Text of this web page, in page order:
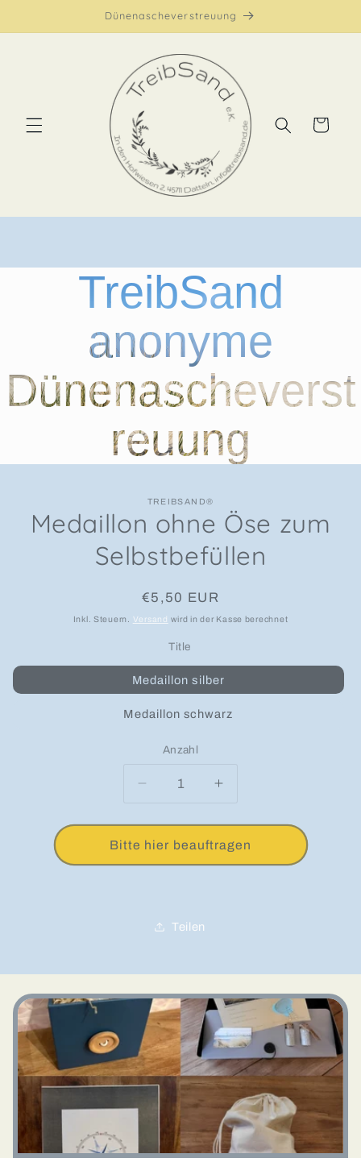
Dünenascheverstreuung
Warenkorb
TreibSand
anonyme
Dünenascheverst
reuung
TREIBSAND®
Medaillon ohne Öse zum
Selbstbefüllen
Normaler Preis
€5,50 EUR
Inkl. Steuern. Versand wird in der Kasse berechnet
Title
Medaillon silber
Medaillon schwarz
Anzahl
Anzahl
Verringere die Menge für
Erhöhe die Menge
Bitte hier beauftragen
Teilen